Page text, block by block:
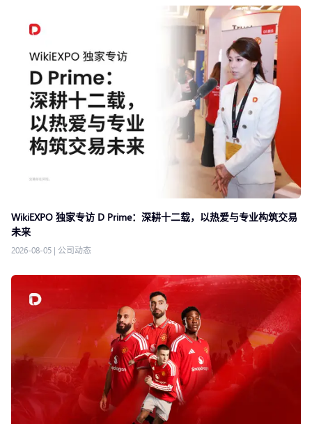
WikiEXPO 独家专访 D Prime：深耕十二载，以热爱与专业构筑交易
未来
2026-08-05 | 公司动态